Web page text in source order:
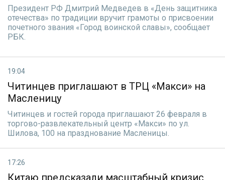
Президент РФ Дмитрий Медведев в «День защитника
отечества» по традиции вручит грамоты о присвоении
почетного звания «Город воинской славы», сообщает
РБК.
19:04
Читинцев приглашают в ТРЦ «Макси» на
Масленицу
Читинцев и гостей города приглашают 26 февраля в
торгово-развлекательный центр «Макси» по ул.
Шилова, 100 на празднование Масленицы.
17:26
Китаю предсказали масштабный кризис